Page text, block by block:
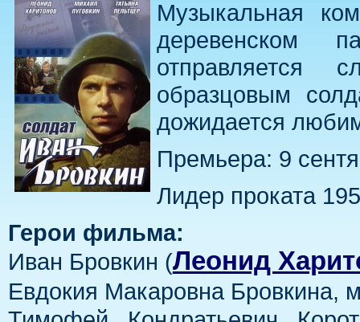
Музыкальная
деревенском
образцовым
дожидается
Премьера: 9
Лидер проката
Герои фильма:
Иван Бровкин (Леонид
Евдокия Макаровна Бровкина,